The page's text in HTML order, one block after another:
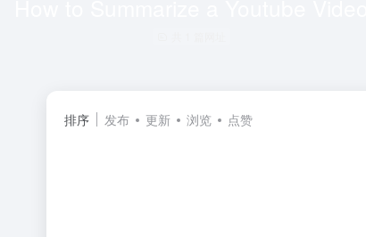
排序 发布 更新 浏览 点赞